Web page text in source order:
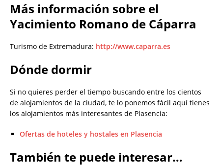
Más información sobre el
Yacimiento Romano de Cáparra
Turismo de Extremadura: http://www.caparra.es
Dónde dormir
Si no quieres perder el tiempo buscando entre los cientos
de alojamientos de la ciudad, te lo ponemos fácil aquí tienes
los alojamientos más interesantes de Plasencia:
Ofertas de hoteles y hostales en Plasencia
También te puede interesar…